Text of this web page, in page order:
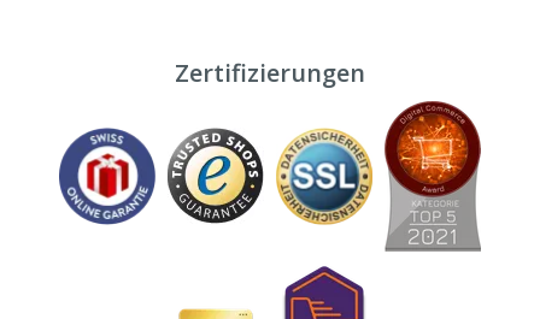
Zertifizierungen